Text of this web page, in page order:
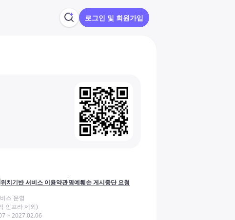
로그인 및 회원가입
위치기반 서비스 이용약관명예훼손 게시중단 요청
스 운영
인프라 제외)
~ 2027.02.06